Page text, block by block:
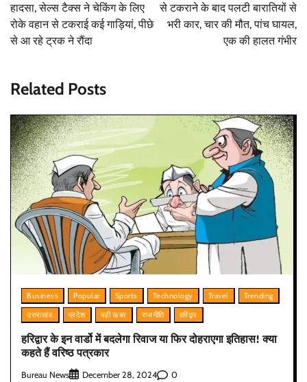
हादसा, सेल्स टैक्स ने चेकिंग के लिए
रोके वहान से टकराई कई गाड़ियां, पीछे
से आ रहे ट्रक ने रौंदा
से टकराने के बाद पलटी बारातियों से
भरी कार, चार की मौत, पांच घायल,
एक की हालत गंभीर
Related Posts
Business Popular Sports Technology Travel
Trending
उत्तराखंड
प्रदेश बड़ी खबर राजनीति हरिद्वार
हरिद्वार के इन वार्डो में बदलेगा रिवाज या फिर दोहराएगा इतिहास! क्या
कहते हैं वरिष्ठ पत्रकार
Bureau News December 28, 2024 0